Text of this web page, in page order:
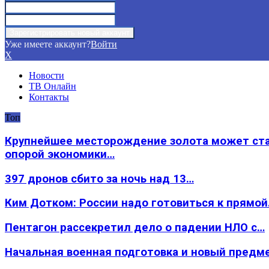
Уже имеете аккаунт?Войти
X
Новости
ТВ Онлайн
Контакты
Топ
Крупнейшее месторождение золота может
опорой экономики…
397 дронов сбито за ночь над 13…
Ким Дотком: России надо готовиться к
Пентагон рассекретил дело о падении НЛО с…
Начальная военная подготовка и новый